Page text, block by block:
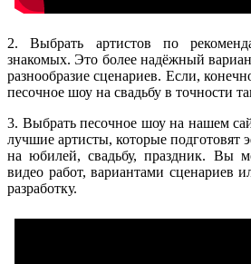
2. Выбрать артистов по
знакомых. Это более надёжный
разнообразие сценариев. Если,
песочное шоу на свадьбу в точности
3. Выбрать песочное шоу на нашем
лучшие артисты, которые подготовят
на юбилей, свадьбу, праздник. Вы
видео работ, вариантами сценариев
разработку.